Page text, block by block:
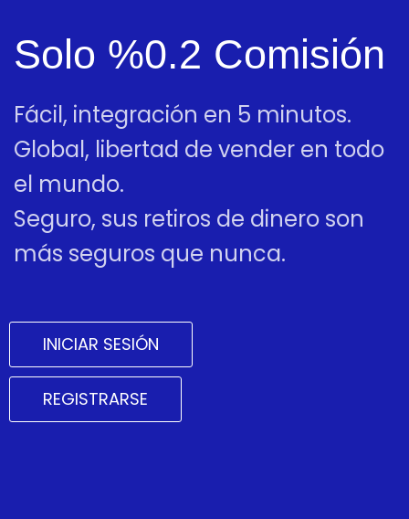
Solo %0.2 Comisión
Fácil, integración en 5 minutos.
Global, libertad de vender en todo
el mundo.
Seguro, sus retiros de dinero son
más seguros que nunca.
INICIAR SESIÓN
REGISTRARSE